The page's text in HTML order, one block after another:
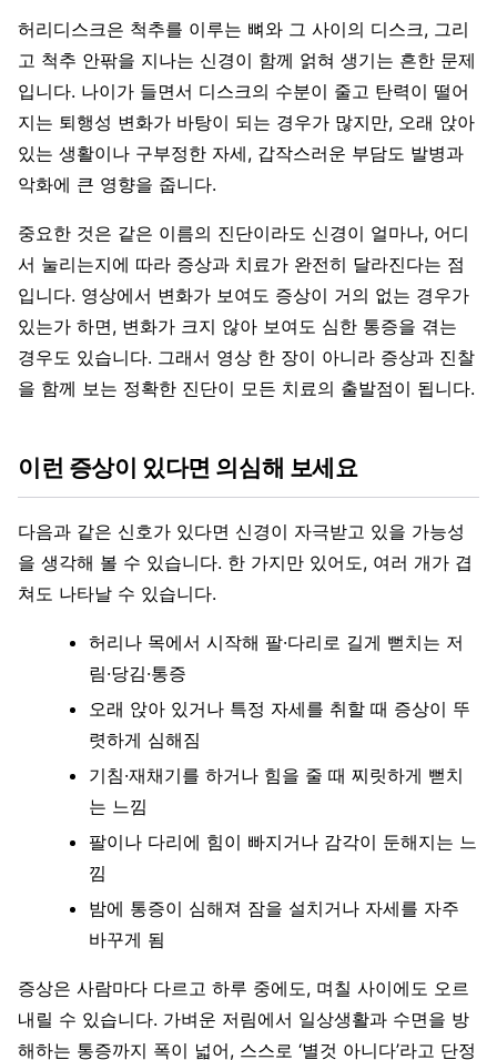
허리디스크은 척추를 이루는 뼈와 그 사이의 디스크, 그리
고 척추 안팎을 지나는 신경이 함께 얽혀 생기는 흔한 문제
입니다. 나이가 들면서 디스크의 수분이 줄고 탄력이 떨어
지는 퇴행성 변화가 바탕이 되는 경우가 많지만, 오래 앉아
있는 생활이나 구부정한 자세, 갑작스러운 부담도 발병과
악화에 큰 영향을 줍니다.
중요한 것은 같은 이름의 진단이라도 신경이 얼마나, 어디
서 눌리는지에 따라 증상과 치료가 완전히 달라진다는 점
입니다. 영상에서 변화가 보여도 증상이 거의 없는 경우가
있는가 하면, 변화가 크지 않아 보여도 심한 통증을 겪는
경우도 있습니다. 그래서 영상 한 장이 아니라 증상과 진찰
을 함께 보는 정확한 진단이 모든 치료의 출발점이 됩니다.
이런 증상이 있다면 의심해 보세요
다음과 같은 신호가 있다면 신경이 자극받고 있을 가능성
을 생각해 볼 수 있습니다. 한 가지만 있어도, 여러 개가 겹
쳐도 나타날 수 있습니다.
허리나 목에서 시작해 팔·다리로 길게 뻗치는 저
림·당김·통증
오래 앉아 있거나 특정 자세를 취할 때 증상이 뚜
렷하게 심해짐
기침·재채기를 하거나 힘을 줄 때 찌릿하게 뻗치
는 느낌
팔이나 다리에 힘이 빠지거나 감각이 둔해지는 느
낌
밤에 통증이 심해져 잠을 설치거나 자세를 자주
바꾸게 됨
증상은 사람마다 다르고 하루 중에도, 며칠 사이에도 오르
내릴 수 있습니다. 가벼운 저림에서 일상생활과 수면을 방
해하는 통증까지 폭이 넓어, 스스로 ‘별것 아니다’라고 단정